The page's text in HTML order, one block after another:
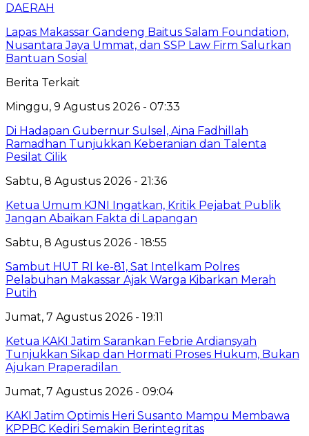
DAERAH
Lapas Makassar Gandeng Baitus Salam Foundation,
Nusantara Jaya Ummat, dan SSP Law Firm Salurkan
Bantuan Sosial
Berita Terkait
Minggu, 9 Agustus 2026 - 07:33
Di Hadapan Gubernur Sulsel, Aina Fadhillah
Ramadhan Tunjukkan Keberanian dan Talenta
Pesilat Cilik
Sabtu, 8 Agustus 2026 - 21:36
Ketua Umum KJNI Ingatkan, Kritik Pejabat Publik
Jangan Abaikan Fakta di Lapangan
Sabtu, 8 Agustus 2026 - 18:55
Sambut HUT RI ke-81, Sat Intelkam Polres
Pelabuhan Makassar Ajak Warga Kibarkan Merah
Putih
Jumat, 7 Agustus 2026 - 19:11
Ketua KAKI Jatim Sarankan Febrie Ardiansyah
Tunjukkan Sikap dan Hormati Proses Hukum, Bukan
Ajukan Praperadilan
Jumat, 7 Agustus 2026 - 09:04
KAKI Jatim Optimis Heri Susanto Mampu Membawa
KPPBC Kediri Semakin Berintegritas